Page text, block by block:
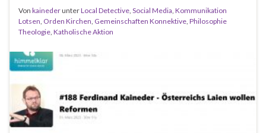
Von kainederunterLocal Detective Social Media Kommunikation
Lotsen Orden Kirchen Gemeinschaften Konnektive Philosophie
Theologie Katholische Aktion